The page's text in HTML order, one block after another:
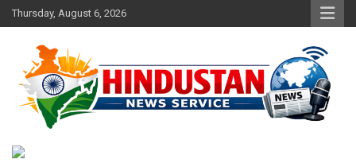
Skip
to
Thursday, August 6, 2026
Hindustan News Service